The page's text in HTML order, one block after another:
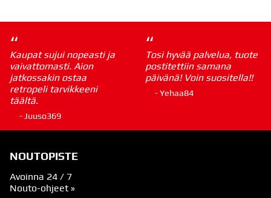
“
Kaupat sujui nopeasti ja
vaivattomasti. Aion
jatkossakin ostaa
retropeli tarvikkeeni
täältä.
- Juuso369
“
Tosi hyvää palvelua, tuote
postitettiin samana
päivänä! Voin suositella!!
- Yehaa84
NOUTOPISTE
Avoinna 24 / 7
Nouto-ohjeet »